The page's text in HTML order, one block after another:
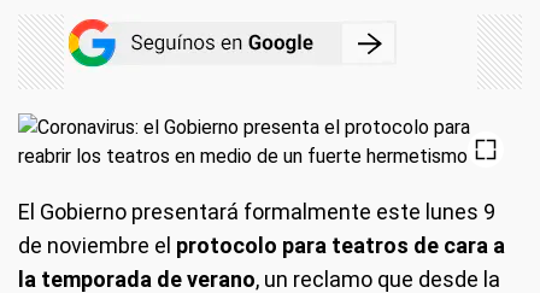
El Gobierno presentará formalmente este lunes 9
de noviembre el protocolo para teatros de cara a
la temporada de verano, un reclamo que desde la